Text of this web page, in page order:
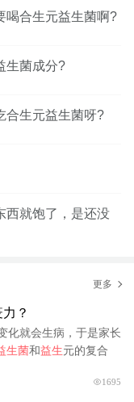
喝合生元益生菌啊?
生菌成分?
合生元益生菌呀?
西就饱了，是还没
更多
？
化就会生病，于是家长
生菌和益生元的复合
1695